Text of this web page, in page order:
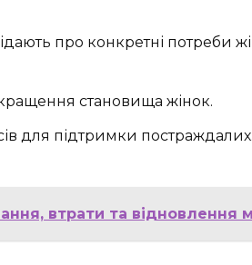
про конкретні потреби
становища жінок.
для підтримки постраждалих.
втрати та відновлення